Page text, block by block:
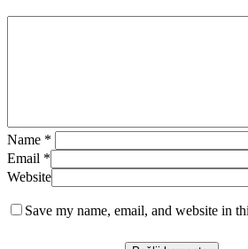
Name *
Email *
Website
Save my name, email, and website in